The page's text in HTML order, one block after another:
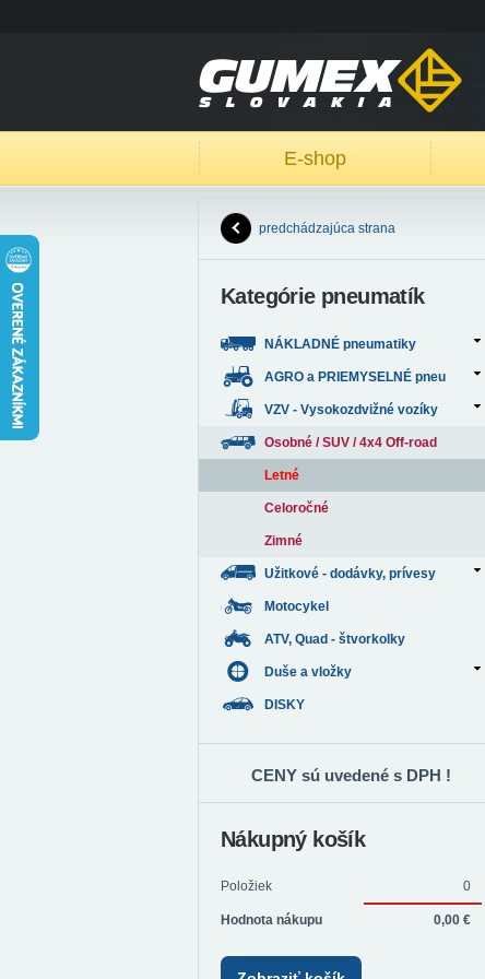
E-shop
predchádzajúca strana
Kategórie pneumatík
NÁKLADNÉ pneumatiky
AGRO a PRIEMYSELNÉ pneu
VZV - Vysokozdvižné vozíky
Osobné / SUV / 4x4 Off-road
Letné
Celoročné
Zimné
Užitkové - dodávky, prívesy
Motocykel
ATV, Quad - štvorkolky
Duše a vložky
DISKY
CENY sú uvedené s DPH !
Nákupný košík
Položiek 0
Hodnota nákupu 0,00 €